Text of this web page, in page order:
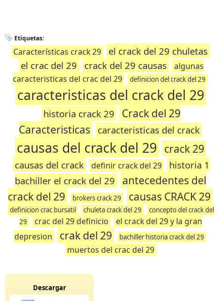
Etiquetas:
Características crack 29
el crack del 29 chuletas
el crac del 29
crack del 29 causas
algunas
caracteristicas del crac del 29
definicion del crack del 29
caracteristicas del crack del 29
historia crack 29
Crack del 29
Caracteristicas
caracteristicas del crack
causas del crack del 29 crack 29
causas del crack definir crack del 29
historia 1
bachiller el crack del 29
antecedentes del
crack del 29
brokers crack 29 causas CRACK 29
definicion crac bursatil chuleta crack del 29
concepto del crack del
29
crac del 29 definicio
el crack del 29 y la gran
depresion
crak del 29 bachiller historia crack del 29
muertos del crac del 29
Descargar